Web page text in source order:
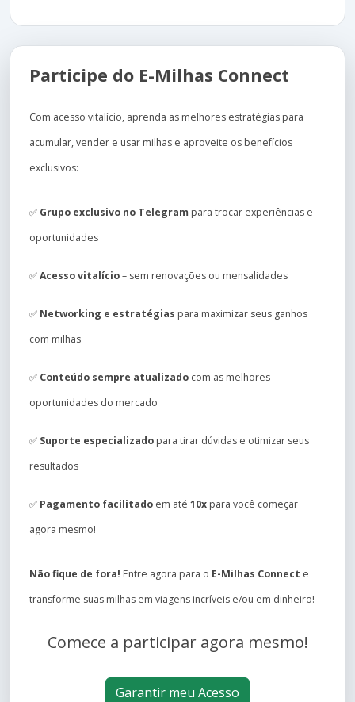
Participe do E-Milhas Connect
Com acesso vitalício, aprenda as melhores estratégias para
acumular, vender e usar milhas e aproveite os benefícios
exclusivos:
✅ Grupo exclusivo no Telegram para trocar experiências e
oportunidades
✅Acesso vitalício– sem renovações ou mensalidades
✅ Networking e estratégias para maximizar seus ganhos
com milhas
✅ Conteúdo sempre atualizado com as melhores
oportunidades do mercado
✅ Suporte especializado para tirar dúvidas e otimizar seus
resultados
✅ Pagamento facilitado em até 10x para você começar
agora mesmo!
Não fique de fora! Entre agora para o E-Milhas Connect e
transforme suas milhas em viagens incríveis e/ou em dinheiro!
Comece a participar agora mesmo!
Garantir meu Acesso